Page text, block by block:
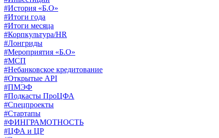
#История «Б.О»
#Итоги года
#Итоги месяца
#Корпкультура/HR
#Лонгриды
#Мероприятия «Б.О»
#МСП
#Небанковское кредитование
#Открытые API
#ПМЭФ
#Подкасты ПроЦФА
#Спецпроекты
#Стартапы
#ФИНГРАМОТНОСТЬ
#ЦФА и ЦР